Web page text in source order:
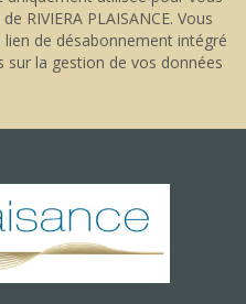
RIVIERA PLAISANCE. Vous
de désabonnement intégré
sur la gestion de vos données